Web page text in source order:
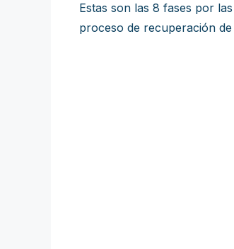
Estas son las 8 fases por
proceso de recuperación